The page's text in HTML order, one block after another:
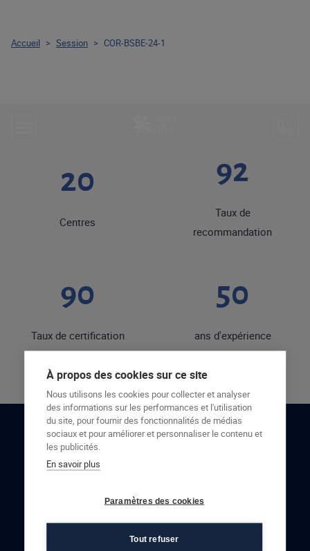
20
Centres
92
Taux de
recommandation
90
Taux de certification
50
ans d'expérience
RESTONS EN CONTACT
Accueil > Session > COR-BSBE-24-1
À propos des cookies sur ce site
Nous utilisons les cookies pour collecter et analyser
des informations sur les performances et l'utilisation
du site, pour fournir des fonctionnalités de médias
sociaux et pour améliorer et personnaliser le contenu et
les publicités.
En savoir plus
Paramètres des cookies
Tout refuser